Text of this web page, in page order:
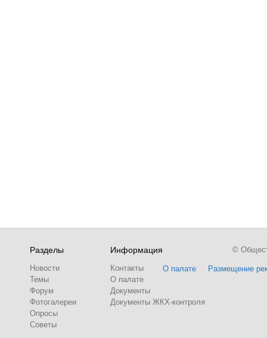
Разделы
Новости
Темы
Форум
Фотогалереи
Опросы
Советы
Информация
Контакты
О палате
Документы
Документы ЖКХ-контроля
О палате Размещение
©